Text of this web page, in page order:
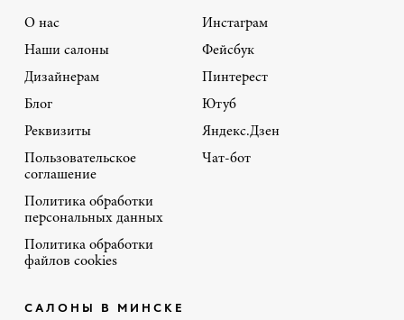
О нас
Наши салоны
Дизайнерам
Блог
Реквизиты
Пользовательское
соглашение
Политика обработки
персональных данных
Политика обработки
файлов cookies
Инстаграм
Фейсбук
Пинтерест
Ютуб
Яндекс.Дзен
Чат-бот
САЛОНЫ В МИНСКЕ